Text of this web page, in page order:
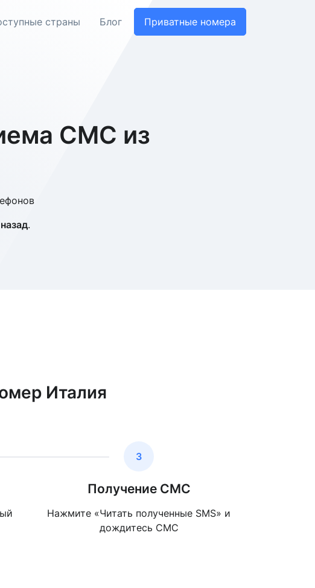
страны Блог Приватные номера
СМС из
.
Италия
3
Получение СМС
Нажмите «Читать полученные SMS» и
дождитесь СМС